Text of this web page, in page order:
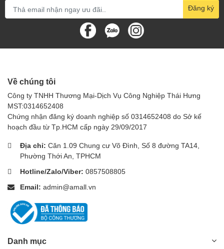
Đăng ký
Về chúng tôi
Công ty TNHH Thương Mại-Dịch Vụ Công Nghiệp Thái Hưng
MST:0314652408
Chứng nhận đăng ký doanh nghiệp số 0314652408 do Sở kế
hoạch đầu từ Tp.HCM cấp ngày 29/09/2017
Địa chỉ: Căn 1.09 Chung cư Võ Đình, Số 8 đường TA14,
Phường Thới An, TPHCM
Hotline/Zalo/Viber: 0857508805
Email: admin@amall.vn
Danh mục